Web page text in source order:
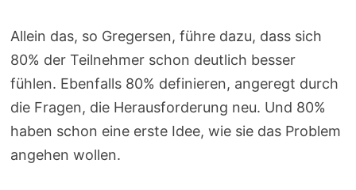
Allein das, so Gregersen, führe dazu, dass sich
80% der Teilnehmer schon deutlich besser
fühlen. Ebenfalls 80% definieren, angeregt durch
die Fragen, die Herausforderung neu. Und 80%
haben schon eine erste Idee, wie sie das Problem
angehen wollen.